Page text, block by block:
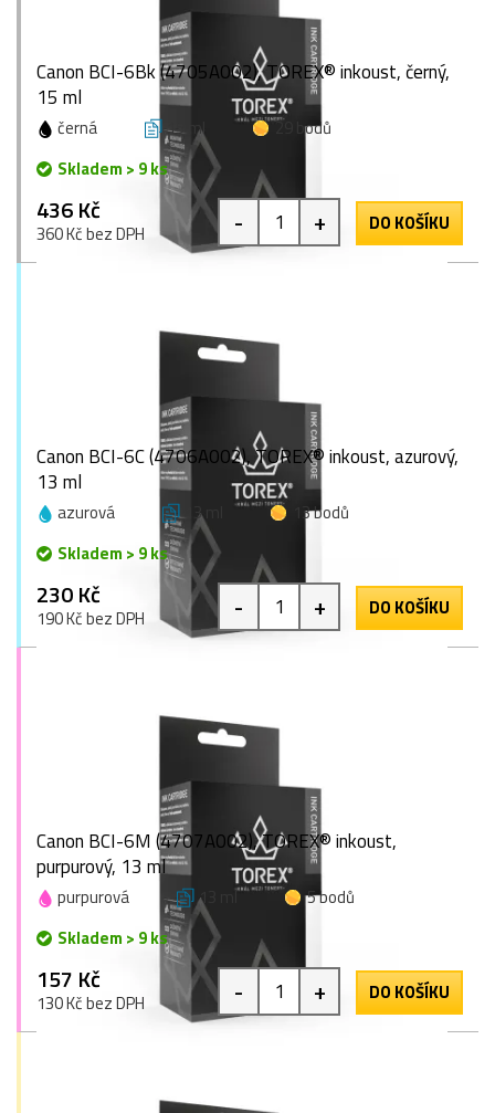
Canon BCI-6Bk (4705A002), TOREX® inkoust, černý,
15 ml
černá 15 ml
29 bodů
Skladem > 9 ks
436 Kč
360 Kč bez DPH - + DO KOŠÍKU
Canon BCI-6C (4706A002), TOREX® inkoust, azurový,
13 ml
azurová 13 ml
13 bodů
Skladem > 9 ks
230 Kč
190 Kč bez DPH - + DO KOŠÍKU
Canon BCI-6M (4707A002), TOREX® inkoust,
purpurový, 13 ml
purpurová 13 ml
5 bodů
Skladem > 9 ks
157 Kč
130 Kč bez DPH - + DO KOŠÍKU